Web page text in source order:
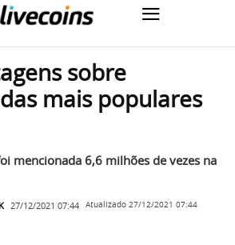
sobre
mais populares
mencionada 6,6 milhões de vezes na
27/12/2021 07:44 Atualizado 27/12/2021 07:44